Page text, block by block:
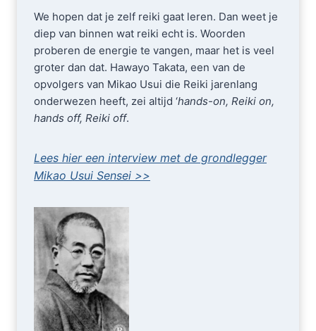
We hopen dat je zelf reiki gaat leren. Dan weet je
diep van binnen wat reiki echt is. Woorden
proberen de energie te vangen, maar het is veel
groter dan dat. Hawayo Takata, een van de
opvolgers van Mikao Usui die Reiki jarenlang
onderwezen heeft, zei altijd ‘hands-on, Reiki on,
hands off, Reiki off.
Lees hier een interview met de grondlegger
Mikao Usui Sensei >>